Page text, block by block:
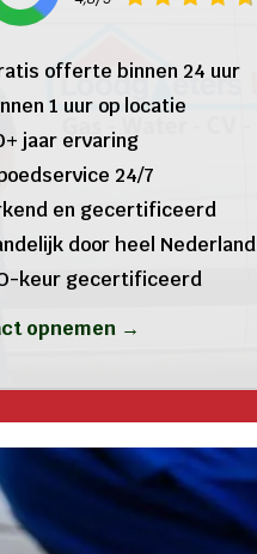
offerte binnen 24 uur
1 uur op locatie
jaar ervaring
24/7
en gecertificeerd
door heel Nederland
keur gecertificeerd
opnemen →